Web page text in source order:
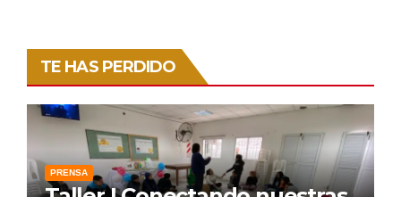
TE HAS PERDIDO
PRENSA